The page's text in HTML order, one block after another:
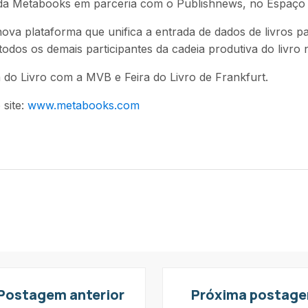
Metabooks em parceria com o Publishnews, no
plataforma que unifica a entrada de dados de livros
os demais participantes da cadeia produtiva do livro
Livro com a MVB e Feira do Livro de Frankfurt.
www.metabooks.com
anterior Próxima